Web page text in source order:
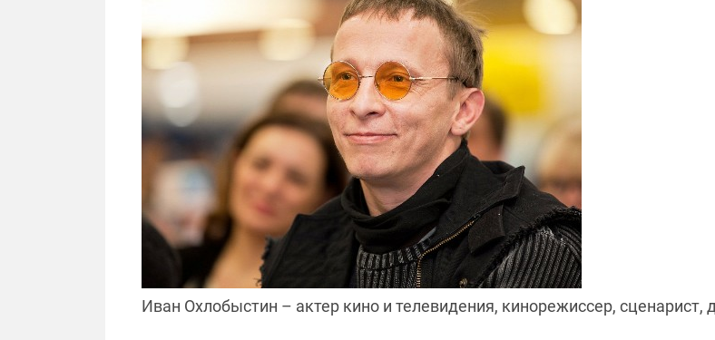
Иван Охлобыстин – актер кино и телевидения, кинорежиссер, сценарист,